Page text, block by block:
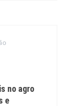
no agro
e